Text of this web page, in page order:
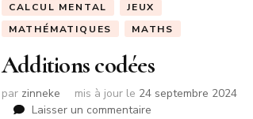
CALCUL MENTAL
JEUX
MATHÉMATIQUES
MATHS
Additions codées
par zinneke mis à jour le 24 septembre 2024
Laisser un commentairesur